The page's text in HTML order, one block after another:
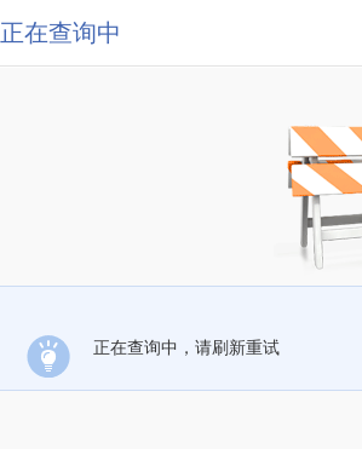
正在查询中
正在查询中，请刷新重试